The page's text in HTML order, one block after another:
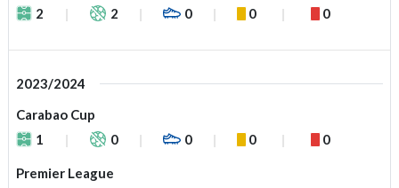
2
2 0 0 0
2023/2024
Carabao Cup
1
0 0 0 0
Premier League